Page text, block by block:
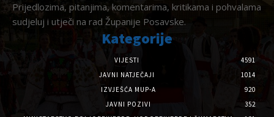
Prijedlozima, pitanjima, komentarima, kritikama i pohvalama
sudjeluj i utječi na rad Županije Posavske.
Kategorije
VIJESTI
4591
JAVNI NATJEČAJI
1014
IZVJEŠĆA MUP-A
920
JAVNI POZIVI
352